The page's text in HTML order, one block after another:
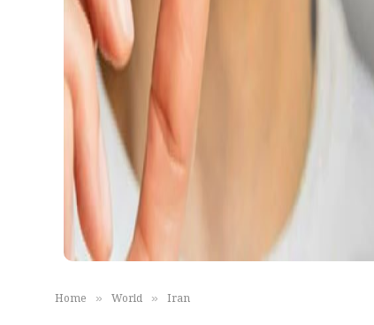
Home » World » Iran